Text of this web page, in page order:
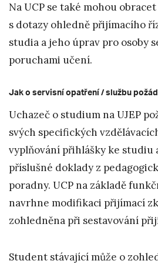
Na UCP se také mohou
s dotazy ohledně přijímacího
studia a jeho úprav pro osoby
poruchami učení.
Jak o servisní opatření / službu
Uchazeč o studium na UJEP
svých specifických
vyplňování přihlášky ke studiu
příslušné doklady z
poradny. UCP na základě
navrhne modifikaci přijímací
zohledněna při sestavování
Student stávající může o